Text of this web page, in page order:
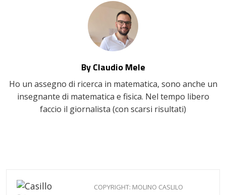
By Claudio Mele
Ho un assegno di ricerca in matematica, sono anche un
insegnante di matematica e fisica. Nel tempo libero
faccio il giornalista (con scarsi risultati)
COPYRIGHT: MOLINO CASLILO